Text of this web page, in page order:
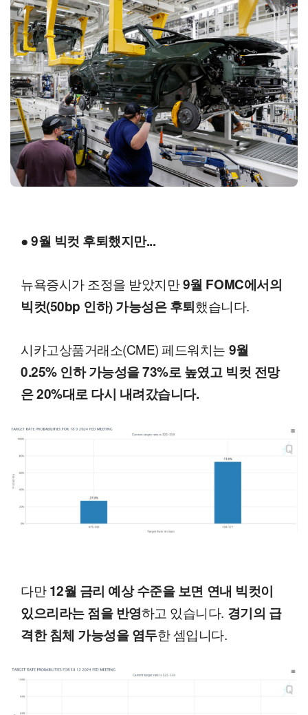
● 9월 빅컷 후퇴했지만...
뉴욕증시가 조정을 받았지만9월 FOMC에서의
빅컷(50bp 인하) 가능성은 후퇴했습니다.
시카고상품거래소(CME) 페드워치는 9월
0.25% 인하 가능성을 73%로 높였고 빅컷 전망
은 20%대로 다시 내려갔습니다.
다만12월 금리 예상 수준을 보면 연내 빅컷이
있으리라는 점을 반영하고 있습니다. 경기의 급
격한 침체 가능성을 염두한 셈입니다.